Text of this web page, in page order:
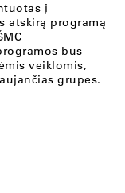
į
atskirą programą
bus
veiklomis,
grupes.